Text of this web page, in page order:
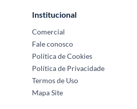
Institucional
Comercial
Fale conosco
Política de Cookies
Política de Privacidade
Termos de Uso
Mapa Site